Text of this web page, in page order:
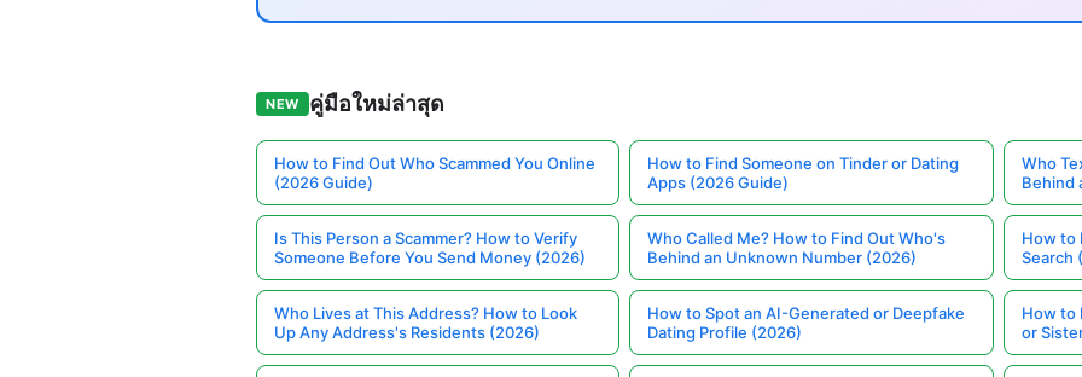
NEW คู่มือใหม่ล่าสุด
How to Find Out Who Scammed You Online
(2026 Guide)
How to Find Someone on Tinder or Dating
Apps (2026 Guide)
Who
Behind
Is This Person a Scammer? How to Verify
Someone Before You Send Money (2026)
Who Called Me? How to Find Out Who's
Behind an Unknown Number (2026)
How to
Search
Who Lives at This Address? How to Look
Up Any Address's Residents (2026)
How to Spot an AI-Generated or Deepfake
Dating Profile (2026)
How to
or